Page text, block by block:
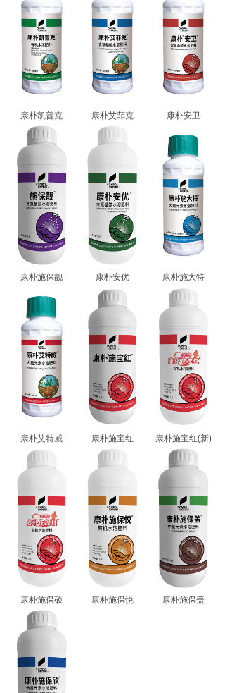
康朴凯普克 康朴艾菲克 康朴安卫
康朴施保靓 康朴安优 康朴施大特
康朴艾特威 康朴施宝红 康朴施宝红(新)
康朴施保硕 康朴施保悦 康朴施保盖